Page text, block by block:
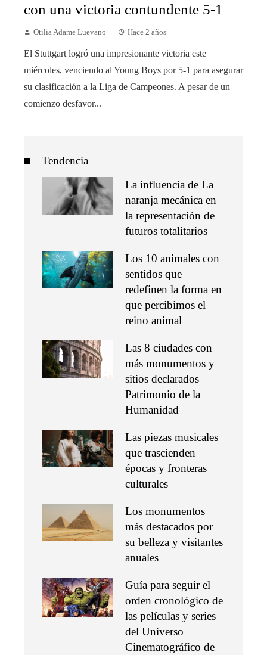
con una victoria contundente 5-1
Otilia Adame Luevano Hace 2 años
El Stuttgart logró una impresionante victoria este
miércoles, venciendo al Young Boys por 5-1 para asegurar
su clasificación a la Liga de Campeones. A pesar de un
comienzo desfavor...
Tendencia
La influencia de La
naranja mecánica en
la representación de
futuros totalitarios
Los 10 animales con
sentidos que
redefinen la forma en
que percibimos el
reino animal
Las 8 ciudades con
más monumentos y
sitios declarados
Patrimonio de la
Humanidad
Las piezas musicales
que trascienden
épocas y fronteras
culturales
Los monumentos
más destacados por
su belleza y visitantes
anuales
Guía para seguir el
orden cronológico de
las películas y series
del Universo
Cinematográfico de